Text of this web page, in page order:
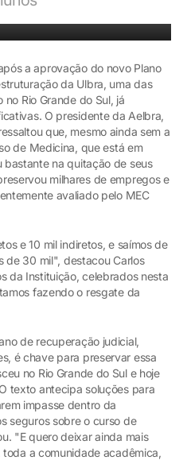
a aprovação do novo Plano
da Ulbra, uma das
Rio Grande do Sul, já
O presidente da Aelbra,
que, mesmo ainda sem a
de Medicina, que está em
bastante na quitação de seus
milhares de empregos e
avaliado pelo MEC
e 10 mil indiretos, e saímos de
de 30 mil", destacou Carlos
da Instituição, celebrados nesta
fazendo o resgate da
de recuperação judicial,
é chave para preservar essa
no Rio Grande do Sul e hoje
texto antecipa soluções para
impasse dentro da
seguros sobre o curso de
"E quero deixar ainda mais
a comunidade acadêmica,